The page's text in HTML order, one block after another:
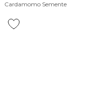
Cardamomo Semente